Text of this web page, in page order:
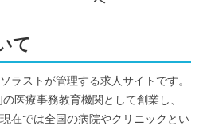
て
ラストが管理する求人サイトです。
医療事務教育機関として創業し、
在では全国の病院やクリニックとい